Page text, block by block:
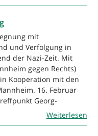
mit
und Verfolgung in
der Nazi-Zeit. Mit
gegen Rechts)
Kooperation mit den
16. Februar
Georg-
Weiterlesen